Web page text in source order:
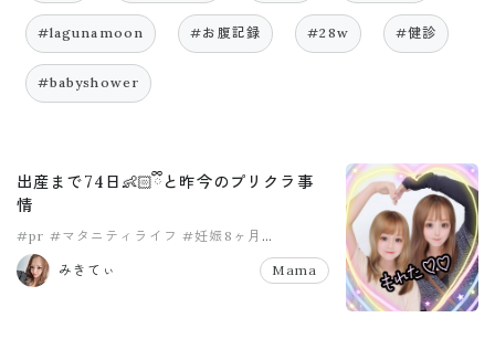
#lagunamoon #お腹記録 #28w #健診
#babyshower
出産まで74日👶🏻ྀིと昨今のプリクラ事
情
#pr #マタニティライフ #妊娠8ヶ月
#妊婦健診
みきてぃ
Mama